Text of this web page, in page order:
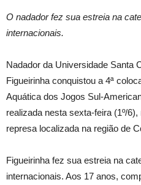
O nadador fez sua estreia na
internacionais.
Nadador da Universidade Santa
Figueirinha conquistou a 4ª
Aquática dos Jogos Sul-
realizada nesta sexta-feira (1º/
represa localizada na região de
Figueirinha fez sua estreia na
internacionais. Aos 17 anos,